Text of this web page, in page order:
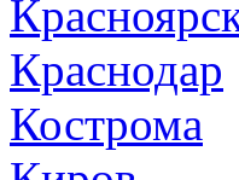
Краснодар
Кострома